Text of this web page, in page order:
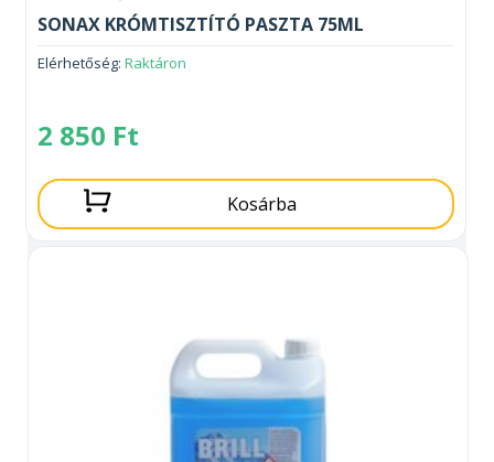
SONAX KRÓMTISZTÍTÓ PASZTA 75ML
Elérhetőség: Raktáron
2 850 Ft
Kosárba